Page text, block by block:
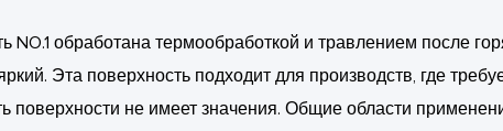
NO.1 обработана термообработкой и травлением после
Эта поверхность подходит для производств, где
поверхности не имеет значения. Общие области